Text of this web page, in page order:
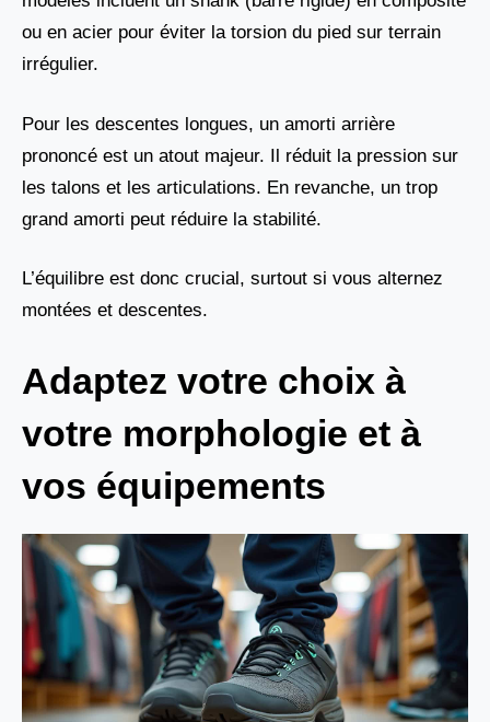
ou en acier pour éviter la torsion du pied sur terrain
irrégulier.
Pour les descentes longues, un amorti arrière
prononcé est un atout majeur. Il réduit la pression sur
les talons et les articulations. En revanche, un trop
grand amorti peut réduire la stabilité.
L’équilibre est donc crucial, surtout si vous alternez
montées et descentes.
Adaptez votre choix à
votre morphologie et à
vos équipements